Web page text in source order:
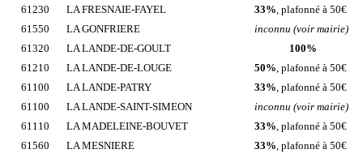
61230
LA FRESNAIE-FAYEL 33% , plafonné à 50€
61550
LA GONFRIERE
inconnu (voir mairie)
61320
LA LANDE-DE-GOULT
100%
61210
LA LANDE-DE-LOUGE 50% , plafonné à 50€
61100
LA LANDE-PATRY 33% , plafonné à 50€
61100
LA LANDE-SAINT-SIMEON
inconnu (voir mairie)
61110
LA MADELEINE-BOUVET 33% , plafonné à 50€
61560
LA MESNIERE 33% , plafonné à 50€